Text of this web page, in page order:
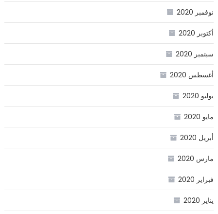
نوفمبر 2020
أكتوبر 2020
سبتمبر 2020
أغسطس 2020
يوليو 2020
مايو 2020
أبريل 2020
مارس 2020
فبراير 2020
يناير 2020